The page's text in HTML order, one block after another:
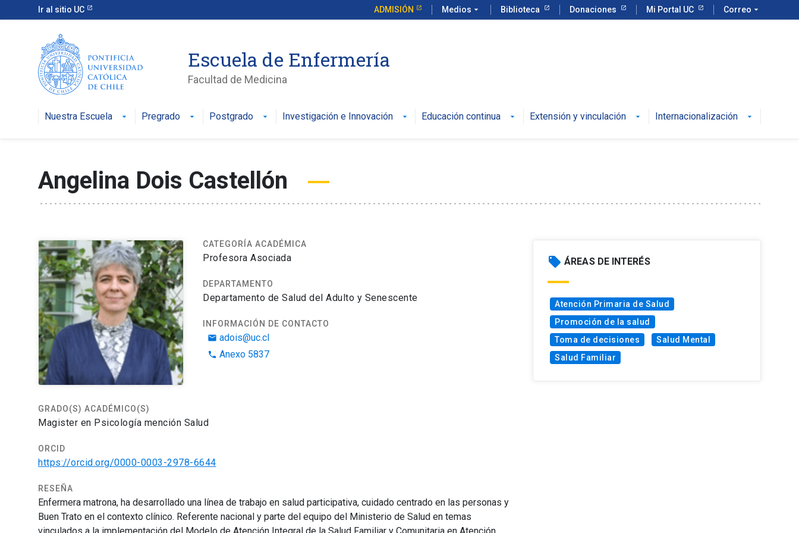
Ir al sitio UC ADMISIÓN Medios arrow_drop_down Biblioteca Donaciones Mi Portal UC Correo arrow_drop_down
Escuela de Enfermería
Facultad de Medicina
Nuestra Escuela Pregrado Postgrado Investigación e Innovación Educación continua Extensión y vinculación Internacionalización
Angelina Dois Castellón
CATEGORÍA ACADÉMICA
Profesora Asociada
DEPARTAMENTO
Departamento de Salud del Adulto y Senescente
INFORMACIÓN DE CONTACTO
email adois@uc.cl
phone Anexo 5837
GRADO(S) ACADÉMICO(S)
Magister en Psicología mención Salud
ORCID
https://orcid.org/0000-0003-2978-6644
RESEÑA
Enfermera matrona, ha desarrollado una línea de trabajo en salud participativa, cuidado centrado en las personas y
Buen Trato en el contexto clínico. Referente nacional y parte del equipo del Ministerio de Salud en temas
local_offer ÁREAS DE INTERÉS
Atención Primaria de Salud
Promoción de la salud
Toma de decisiones
Salud Mental
Salud Familiar